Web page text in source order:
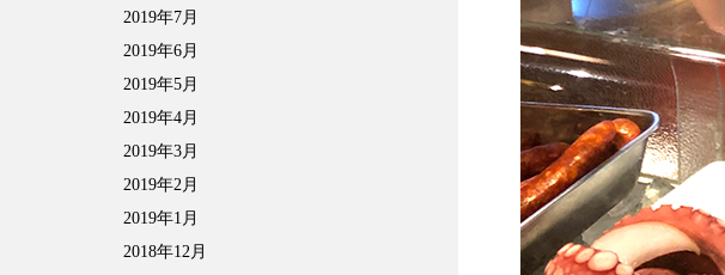
2019年7月
2019年6月
2019年5月
2019年4月
2019年3月
2019年2月
2019年1月
2018年12月